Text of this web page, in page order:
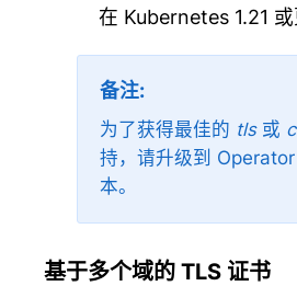
在 Kubernetes 1.21 或
备注
为了获得最佳的 tls或
持，请升级到
本。
基于多个域的 TLS 证书